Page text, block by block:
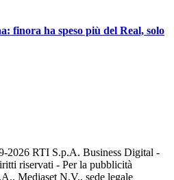
finora ha speso più del Real, solo
2026 RTI S.p.A. Business Digital -
riservati - Per la pubblicità
Mediaset N.V., sede legale